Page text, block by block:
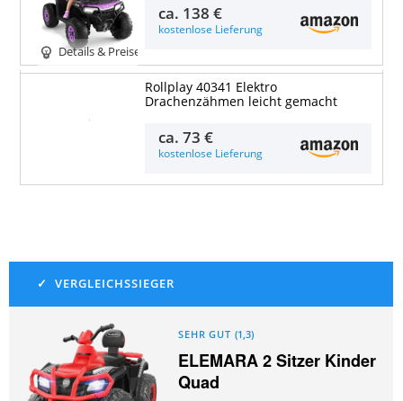
Details & Preise
ca. 138 €
kostenlose Lieferung
Rollplay 40341 Elektro
Drachenzähmen leicht gemacht
ca.73 €
kostenlose Lieferung
SEHR GUT (1,3)
ELEMARA 2 Sitzer Kinder
Quad